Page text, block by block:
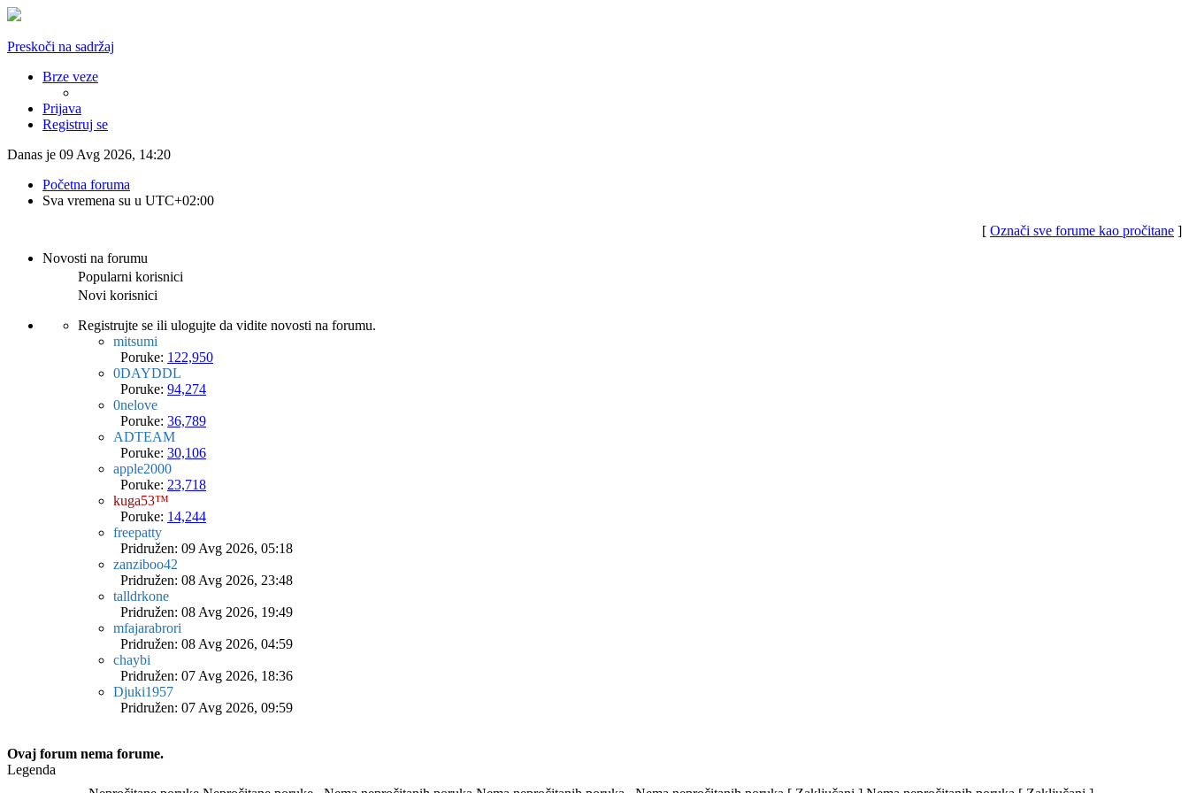
Preskoči na sadržaj
Brze veze
Prijava
Registruj se
Danas je 09 Avg 2026, 14:20
Početna foruma
Sva vremena su u UTC+02:00
[ Označi sve forume kao pročitane ]
Novosti na forumu
Popularni korisnici
Novi korisnici
Registrujte se ili ulogujte da vidite novosti na forumu.
mitsumi
Poruke: 122,950
0DAYDDL
Poruke: 94,274
0nelove
Poruke: 36,789
ADTEAM
Poruke: 30,106
apple2000
Poruke: 23,718
kuga53™
Poruke: 14,244
freepatty
Pridružen: 09 Avg 2026, 05:18
zanziboo42
Pridružen: 08 Avg 2026, 23:48
talldrkone
Pridružen: 08 Avg 2026, 19:49
mfajarabrori
Pridružen: 08 Avg 2026, 04:59
chaybi
Pridružen: 07 Avg 2026, 18:36
Djuki1957
Pridružen: 07 Avg 2026, 09:59
Ovaj forum nema forume.
Legenda